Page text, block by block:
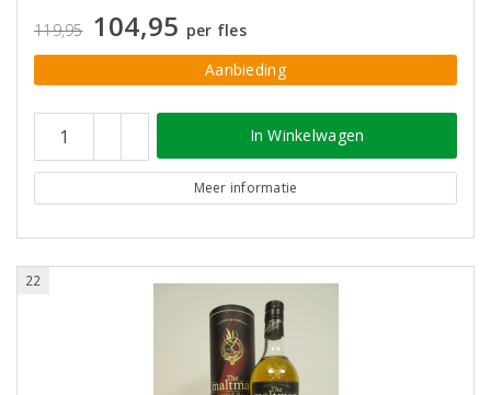
119,95 104,95 per fles
Aanbieding
In Winkelwagen
Meer informatie
22